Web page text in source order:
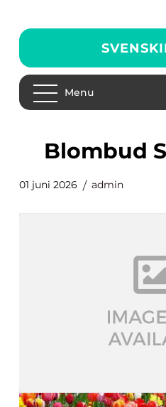
Menu
blombud
01 juni 2026 admin